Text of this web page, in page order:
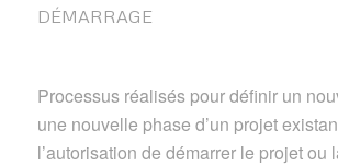
DÉMARRAGE
Processus réalisés pour définir un
une nouvelle phase d’un projet
l’autorisation de démarrer le projet ou